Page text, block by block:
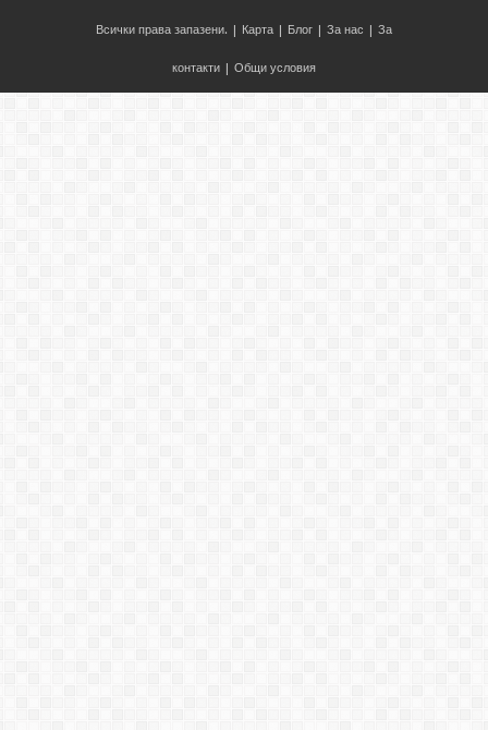
Всички права запазени. | Карта | Блог | За нас | За
контакти | Общи условия